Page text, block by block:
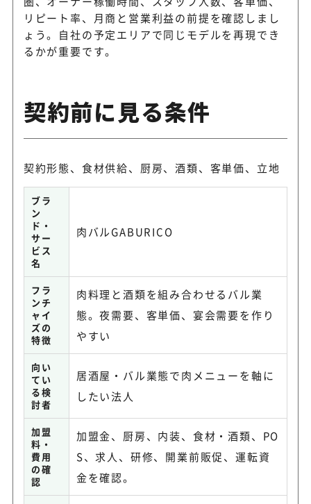
リピート率、月商と営業利益の前提を確認しまし
ょう。自社の予定エリアで同じモデルを再現でき
るかが重要です。
契約前に見る条件
契約形態、食材供給、厨房、酒類、客単価、立地
ブラ
ン
ド・
サー
ビス
名
肉バルGABURICO
フラ
ンチ
ャイ
ズの
特徴
肉料理と酒類を組み合わせるバル業
態。夜需要、客単価、宴会需要を作り
やすい
向い
てい
る検
討者
居酒屋・バル業態で肉メニューを軸に
したい法人
加盟
料・
費用
の確
認
加盟金、厨房、内装、食材・酒類、PO
S、求人、研修、開業前販促、運転資
金を確認。